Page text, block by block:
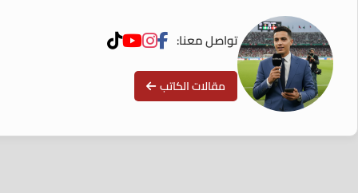
تواصل معنا:
مقالات الكاتب